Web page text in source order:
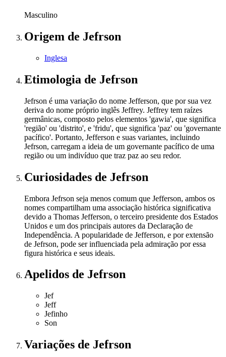
Masculino
Origem de Jefrson
Inglesa
Etimologia de Jefrson
Jefrson é uma variação do nome Jefferson, que por sua vez
deriva do nome próprio inglês Jeffrey. Jeffrey tem raízes
germânicas, composto pelos elementos 'gawia', que significa
'região' ou 'distrito', e 'fridu', que significa 'paz' ou 'governante
pacífico'. Portanto, Jefferson e suas variantes, incluindo
Jefrson, carregam a ideia de um governante pacífico de uma
região ou um indivíduo que traz paz ao seu redor.
Curiosidades de Jefrson
Embora Jefrson seja menos comum que Jefferson, ambos os
nomes compartilham uma associação histórica significativa
devido a Thomas Jefferson, o terceiro presidente dos Estados
Unidos e um dos principais autores da Declaração de
Independência. A popularidade de Jefferson, e por extensão
de Jefrson, pode ser influenciada pela admiração por essa
figura histórica e seus ideais.
Apelidos de Jefrson
Jef
Jeff
Jefinho
Son
Variações de Jefrson